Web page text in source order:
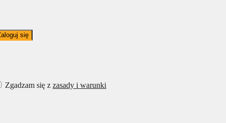
się
Zgadzam się z zasady i warunki